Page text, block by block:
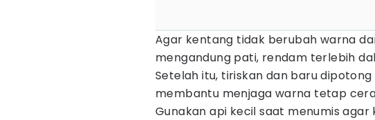
Agar kentang tidak berubah warna
mengandung pati, rendam terlebih
Setelah itu, tiriskan dan baru
membantu menjaga warna tetap
Gunakan api kecil saat menumis